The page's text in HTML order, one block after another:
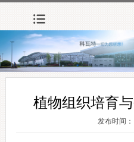
植物组织培育
发布时间：